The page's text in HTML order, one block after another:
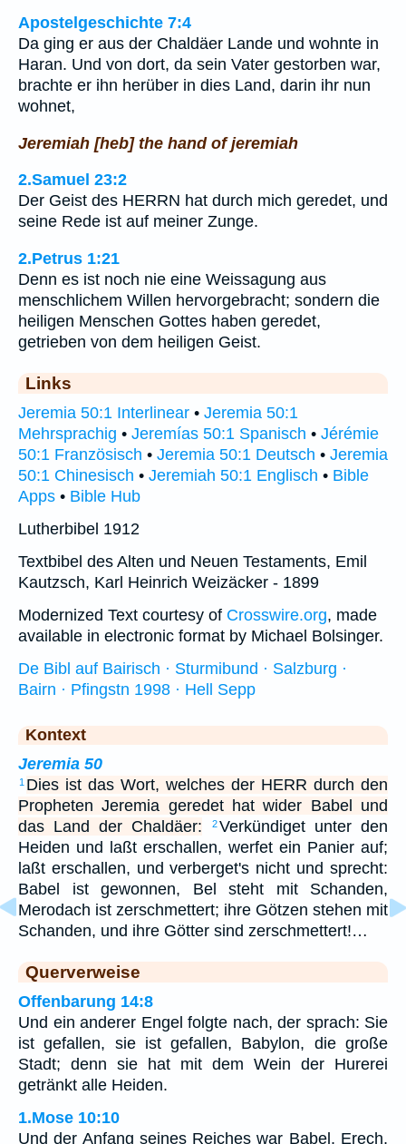
Apostelgeschichte 7:4
Da ging er aus der Chaldäer Lande und wohnte in
Haran. Und von dort, da sein Vater gestorben war,
brachte er ihn herüber in dies Land, darin ihr nun
wohnet,
Jeremiah [heb] the hand of jeremiah
2.Samuel 23:2
Der Geist des HERRN hat durch mich geredet, und
seine Rede ist auf meiner Zunge.
2.Petrus 1:21
Denn es ist noch nie eine Weissagung aus
menschlichem Willen hervorgebracht; sondern die
heiligen Menschen Gottes haben geredet,
getrieben von dem heiligen Geist.
Links
Jeremia 50:1 Interlinear • Jeremia 50:1
Mehrsprachig • Jeremías 50:1 Spanisch • Jérémie
50:1 Französisch • Jeremia 50:1 Deutsch • Jeremia
50:1 Chinesisch • Jeremiah 50:1 Englisch • Bible
Apps • Bible Hub
Lutherbibel 1912
Textbibel des Alten und Neuen Testaments, Emil
Kautzsch, Karl Heinrich Weizäcker - 1899
Modernized Text courtesy of Crosswire.org, made
available in electronic format by Michael Bolsinger.
De Bibl auf Bairisch · Sturmibund · Salzburg ·
Bairn · Pfingstn 1998 · Hell Sepp
Kontext
Jeremia 50
1 Dies ist das Wort, welches der HERR durch den
Propheten Jeremia geredet hat wider Babel und
das Land der Chaldäer:
2Verkündiget unter den
Heiden und laßt erschallen, werfet ein Panier auf;
laßt erschallen, und verberget's nicht und sprecht:
Babel ist gewonnen, Bel steht mit Schanden,
Merodach ist zerschmettert; ihre Götzen stehen mit
Schanden, und ihre Götter sind zerschmettert!…
Querverweise
Offenbarung 14:8
Und ein anderer Engel folgte nach, der sprach: Sie
ist gefallen, sie ist gefallen, Babylon, die große
Stadt; denn sie hat mit dem Wein der Hurerei
getränkt alle Heiden.
1.Mose 10:10
Und der Anfang seines Reiches war Babel, Erech,